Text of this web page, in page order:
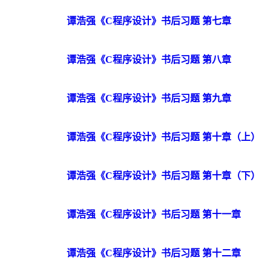
谭浩强《C程序设计》书后习题 第七章
谭浩强《C程序设计》书后习题 第八章
谭浩强《C程序设计》书后习题 第九章
谭浩强《C程序设计》书后习题 第十章（上）
谭浩强《C程序设计》书后习题 第十章（下）
谭浩强《C程序设计》书后习题 第十一章
谭浩强《C程序设计》书后习题 第十二章